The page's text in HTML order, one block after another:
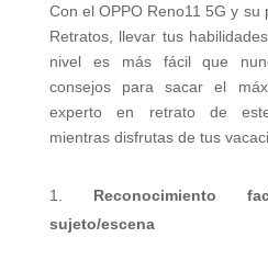
Con el OPPO Reno11 5G y
Retratos, llevar tus
nivel es más fácil que
consejos para sacar el
experto en retrato de
mientras disfrutas de tus
Reconocimiento
sujeto/escena